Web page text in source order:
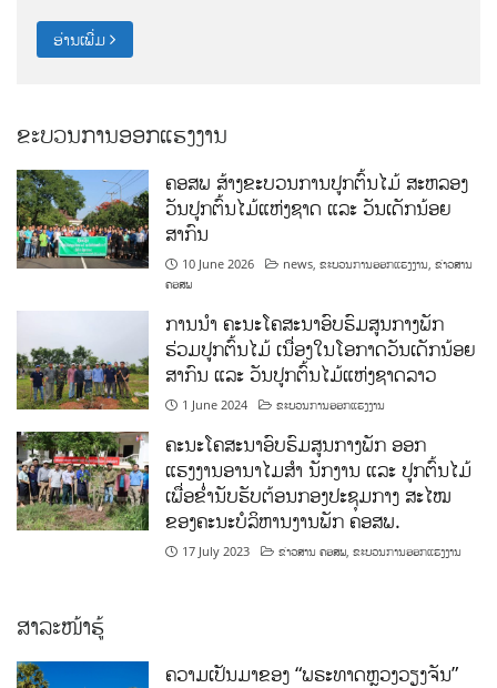
ອ່ານເພີ່ມ
ຂະບວນການອອກແຮງງານ
ຄອສພ ສ້າງຂະບວນການປູກຕົ້ນໄມ້ ສະຫລອງ
ວັນປູກຕົ້ນໄມ້ແຫ່ງຊາດ ແລະ ວັນເດັກນ້ອຍ
ສາກົນ
10 June 2026 news ,ຂະບວນການອອກແຮງງານ ,ຂ່າວສານ
ຄອສພ
ການນໍາ ຄະນະໂຄສະນາອົບຮົມສູນກາງພັກ
ຮ່ວມປູກຕົ້ນໄມ້ ເນື່ອງໃນໂອກາດວັນເດັກນ້ອຍ
ສາກົນ ແລະ ວັນປູກຕົ້ນໄມ້ແຫ່ງຊາດລາວ
1 June 2024 ຂະບວນການອອກແຮງງານ
ຄະນະໂຄສະນາອົບຮົມສູນກາງພັກ ອອກ
ແຮງງານອານາໄມສໍາ ນັກງານ ແລະ ປູກຕົ້ນໄມ້
ເພື່ອຂໍ່ານັບຮັບຕ້ອນກອງປະຊຸມກາງ ສະໄໝ
ຂອງຄະນະບໍລິຫານງານພັກ ຄອສພ.
17 July 2023 ຂ່າວສານ ຄອສພ ,ຂະບວນການອອກແຮງງານ
ສາລະໜ້າຮູ້
ຄວາມເປັນມາຂອງ “ພຣະທາດຫຼວງວຽງຈັນ”